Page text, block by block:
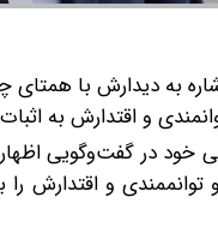
به دیدارش با
و اقتدارش به
در گفت‌وگویی اظهار
و اقتدارش